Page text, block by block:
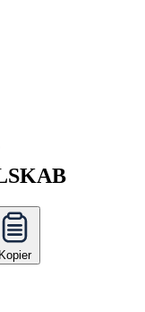
Kopier